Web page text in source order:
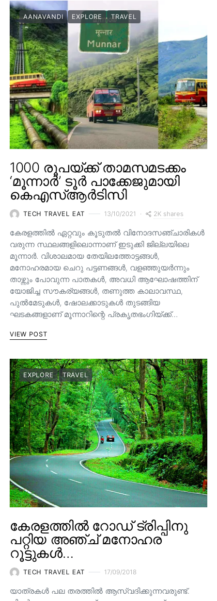
AANAVANDI EXPLORE TRAVEL
1000 രൂപയ്ക്ക് താമസമടക്കം
‘മൂന്നാർ’ ടൂർ പാക്കേജുമായി
കെഎസ്ആർടിസി
TECH TRAVEL EAT 13/10/2021 2K shares
കേരളത്തിൽ ഏറ്റവും കൂടുതൽ വിനോദസഞ്ചാരികൾ
വരുന്ന സ്ഥലങ്ങളിലൊന്നാണ് ഇടുക്കി ജില്ലയിലെ
മൂന്നാർ. വിശാലമായ തേയിലത്തോട്ടങ്ങള്‍,
മനോഹരമായ ചെറു പട്ടണങ്ങള്‍, വളഞ്ഞുയര്‍ന്നും
താഴ്ന്നും പോവുന്ന പാതകള്‍, അവധി ആഘോഷത്തിന്
യോജിച്ച സൗകര്യങ്ങള്‍, തണുത്ത കാലാവസ്ഥ,
പുൽമേടുകൾ, ഷോലക്കാടുകൾ തുടങ്ങിയ
ഘടകങ്ങളാണ് മൂന്നാറിന്റെ പ്രകൃതഭംഗിയ്ക്ക്…
VIEW POST
EXPLORE TRAVEL
കേരളത്തിൽ റോഡ് ട്രിപ്പിനു
പറ്റിയ അഞ്ച് മനോഹര
റൂട്ടുകൾ…
TECH TRAVEL EAT 17/09/2018
യാത്രകൾ പല തരത്തിൽ ആസ്വദിക്കുന്നവരുണ്ട്.